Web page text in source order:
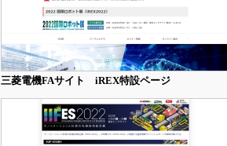
三菱電機FAサイト iREX特設ページ